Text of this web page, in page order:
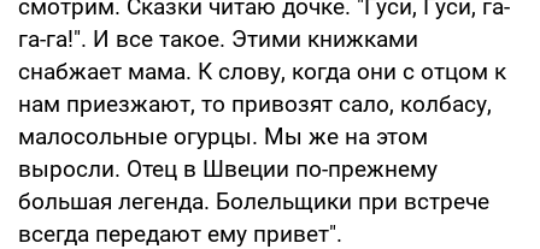
смотрим. Сказки читаю дочке. "Гуси, Гуси, га-
га-га!". И все такое. Этими книжками
снабжает мама. К слову, когда они с отцом к
нам приезжают, то привозят сало, колбасу,
малосольные огурцы. Мы же на этом
выросли. Отец в Швеции по-прежнему
большая легенда. Болельщики при встрече
всегда передают ему привет".